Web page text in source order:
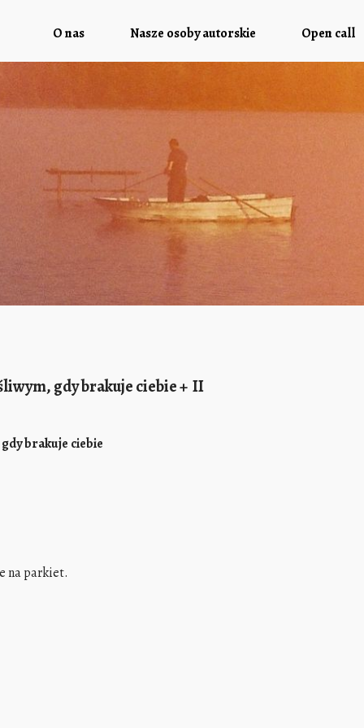
O nas Nasze osoby autorskie Open call
gdy brakuje ciebie + II
brakuje ciebie
na parkiet.